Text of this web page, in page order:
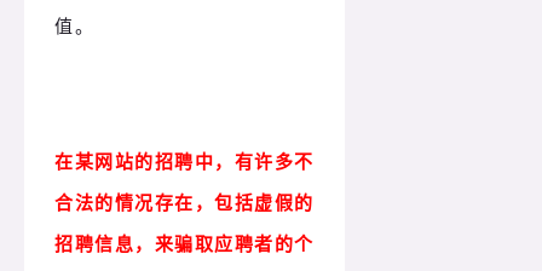
值。
在某网站的招聘中，有许多不
合法的情况存在，包括虚假的
招聘信息，来骗取应聘者的个